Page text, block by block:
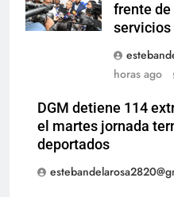
frente
servicios
horas ago
DGM detiene 114
el martes jornada
deportados